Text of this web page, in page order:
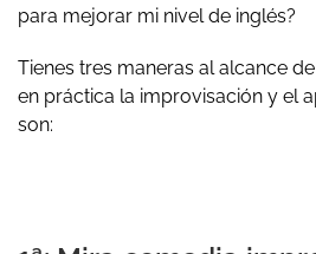
para mejorar mi nivel de inglés?
Tienes tres maneras al alcance
en práctica la improvisación y el
son: